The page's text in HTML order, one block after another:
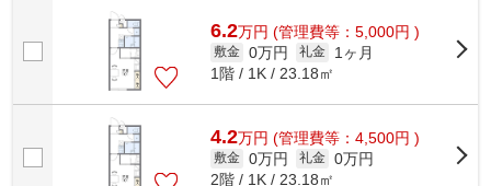
6.2万円 (管理費等：5,000円 )
敷金 0万円 礼金
1ヶ月
1階 / 1K / 23.18㎡
4.2万円 (管理費等：4,500円 )
敷金 0万円 礼金 0万円
2階 / 1K / 23.18㎡